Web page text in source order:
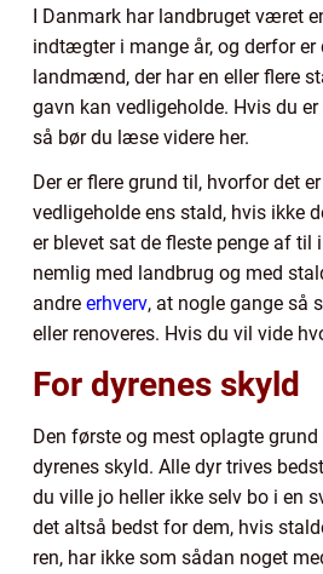
I Danmark har landbruget været
indtægter i mange år, og derfor er
landmænd, der har en eller flere
gavn kan vedligeholde. Hvis du
så bør du læse videre her.
Der er flere grund til, hvorfor det
vedligeholde ens stald, hvis ikke
er blevet sat de fleste penge af til
nemlig med landbrug og med
andre erhverv, at nogle gange så
eller renoveres. Hvis du vil vide
For dyrenes skyld
Den første og mest oplagte
dyrenes skyld. Alle dyr trives
du ville jo heller ikke selv bo i en
det altså bedst for dem, hvis
ren, har ikke som sådan noget